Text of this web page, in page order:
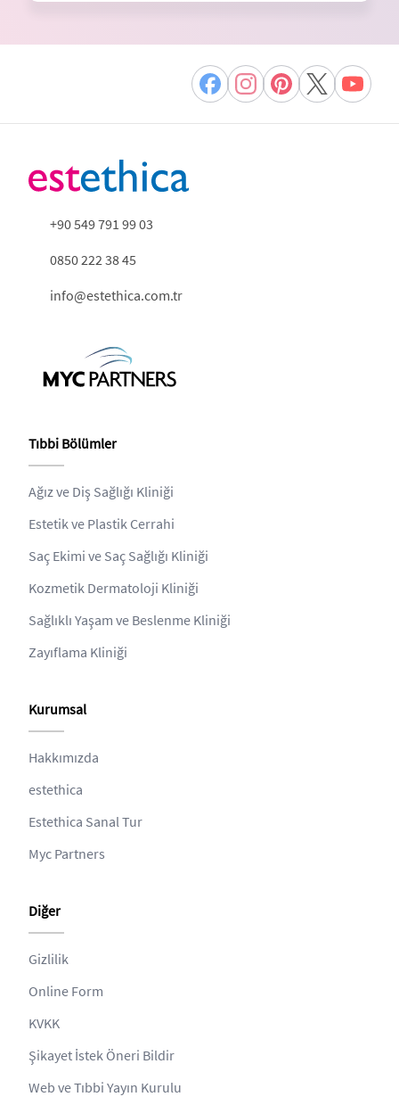
+90 549 791 99 03
0850 222 38 45
info@estethica.com.tr
Tıbbi Bölümler
Ağız ve Diş Sağlığı Kliniği
Estetik ve Plastik Cerrahi
Saç Ekimi ve Saç Sağlığı Kliniği
Kozmetik Dermatoloji Kliniği
Sağlıklı Yaşam ve Beslenme Kliniği
Zayıflama Kliniği
Kurumsal
Hakkımızda
estethica
Estethica Sanal Tur
Myc Partners
Diğer
Gizlilik
Online Form
KVKK
Şikayet İstek Öneri Bildir
Web ve Tıbbi Yayın Kurulu